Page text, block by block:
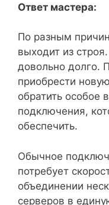
Ответ мастера:
По разным
выходит из
довольно долго.
приобрести
обратить особое
подключения,
обеспечить.
Обычное
потребует
объединении
серверов в